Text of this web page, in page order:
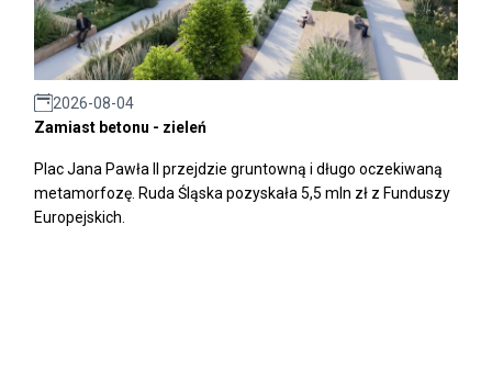
2026-08-04
Zamiast betonu - zieleń
Plac Jana Pawła II przejdzie gruntowną i długo oczekiwaną
metamorfozę. Ruda Śląska pozyskała 5,5 mln zł z Funduszy
Europejskich.